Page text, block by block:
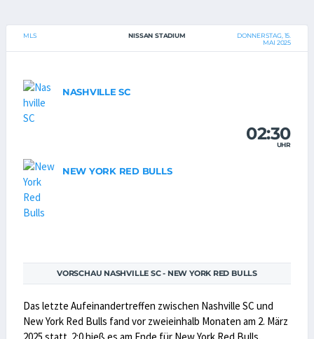
MLS NISSAN STADIUM
DONNERSTAG, 15.
MAI 2025
NASHVILLE SC
02:30
UHR
NEW YORK RED BULLS
VORSCHAU NASHVILLE SC - NEW YORK RED BULLS
Das letzte Aufeinandertreffen zwischen Nashville SC und
New York Red Bulls fand vor zweieinhalb Monaten am 2. März